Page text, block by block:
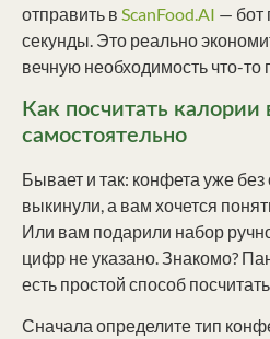
отправить в ScanFood.AI — бот
секунды. Это реально
вечную необходимость что-то
Как посчитать калории
самостоятельно
Бывает и так: конфета уже без
выкинули, а вам хочется
Или вам подарили набор
цифр не указано. Знакомо?
есть простой способ
Сначала определите тип